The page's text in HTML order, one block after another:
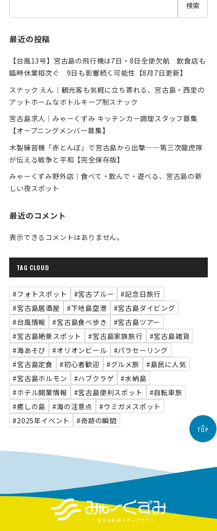
検索
最近の投稿
【台風13号】宮古島の飛行機は7日・8日全便欠航 飲食店も
臨時休業相次ぐ 9日も影響続く可能性【8月7日更新】
スナック えん｜観光客も気軽に立ち寄れる、宮古島・西里の
アットホームなボトルキープ制スナック
宮古島求人｜みゃーくずみ キッチンカー調理スタッフ募集
【オープニングメンバー募集】
木製練習機「赤とんぼ」で宮古島から出撃──第三次龍虎隊
が伝える戦争と平和【完全保存版】
みゃーくずみ野外店｜食べて・飲んで・遊べる、宮古島の新
しい夜スポット
最近のコメント
表示できるコメントはありません。
TAG CLOUD
#フォトスポット #宮古ブルー
#記念日旅行
#宮古島居酒屋
#下地島空港
#宮古島ダイビング
#台風情報
#宮古島食べ歩き
#宮古島ツアー
#宮古島絶景スポット
#宮古島家族旅行
#宮古島雑貨
#海あそび
#オリオンビール
#パラセーリング
#宮古島定食
#初心者歓迎 #グルメ旅
#島民に人気
#宮古島ホルモン
#ハブクラゲ
#水納島
#ホテル開業情報
#宮古島便利スポット
#自転車旅
#癒しの島
#海の注意点
#ウミガメスポット
#2025年イベント
#奇跡の瞬間
TOP